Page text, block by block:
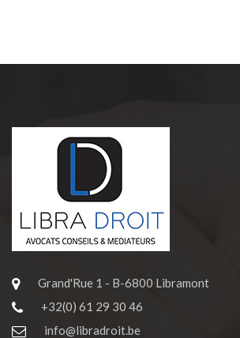
Grand'Rue 1 - B-6800 Libramont
+32(0) 61 29 30 46
info@libradroit.be